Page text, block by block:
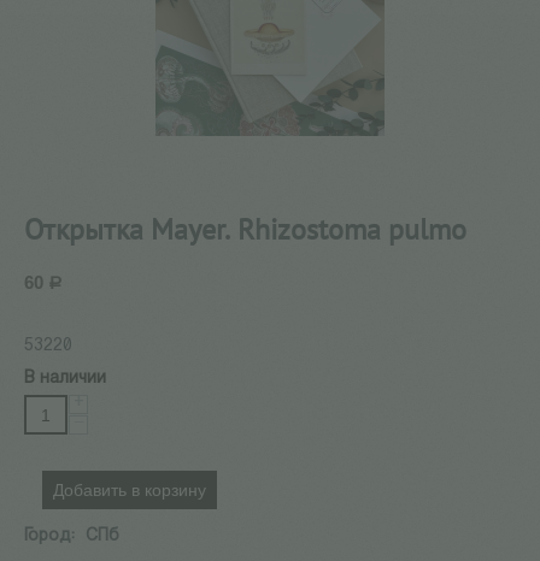
Открытка Mayer. Rhizostoma pulmo
60 Р
53220
В наличии
Добавить в корзину
Город:
СПб